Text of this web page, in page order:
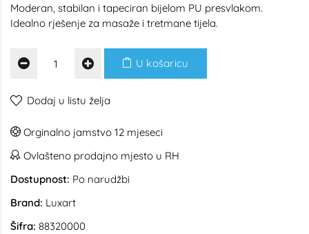
Moderan, stabilan i tapeciran bijelom PU presvlakom.
Idealno rješenje za masaže i tretmane tijela.
U košaricu
Dodaj u listu želja
Orginalno jamstvo 12 mjeseci
Ovlašteno prodajno mjesto u RH
Dostupnost: Po narudžbi
Brand: Luxart
Šifra: 88320000